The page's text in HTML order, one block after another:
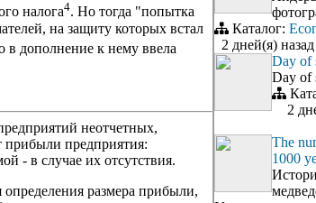
налога4. Но тогда "попытка
на защиту которых встал
в дополнение к нему ввела
неотчетных,
прибыли предприятия:
- в случае их отсутствия.
размера прибыли,
Каталог:
2 дней(я) назад
Day of
Day of
2
The
1000